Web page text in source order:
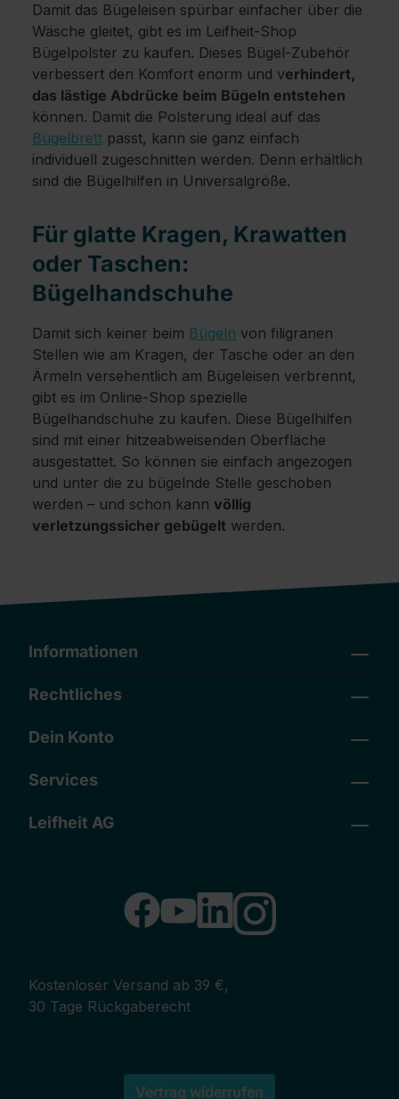
Damit das Bügeleisen spürbar einfacher über die
Wäsche gleitet, gibt es im Leifheit-Shop
Bügelpolster zu kaufen. Dieses Bügel-Zubehör
verbessert den Komfort enorm und verhindert,
das lästige Abdrücke beim Bügeln entstehen
können. Damit die Polsterung ideal auf das
Bügelbrett passt, kann sie ganz einfach
individuell zugeschnitten werden. Denn erhältlich
sind die Bügelhilfen in Universalgröße.
Für glatte Kragen, Krawatten
oder Taschen:
Bügelhandschuhe
Damit sich keiner beim Bügeln von filigranen
Stellen wie am Kragen, der Tasche oder an den
Ärmeln versehentlich am Bügeleisen verbrennt,
gibt es im Online-Shop spezielle
Bügelhandschuhe zu kaufen. Diese Bügelhilfen
sind mit einer hitzeabweisenden Oberfläche
ausgestattet. So können sie einfach angezogen
und unter die zu bügelnde Stelle geschoben
werden – und schon kann völlig
verletzungssicher gebügelt werden.
Informationen
Rechtliches
Dein Konto
Services
Leifheit AG
Kostenloser Versand ab 39 €,
30 Tage Rückgaberecht
Vertrag widerrufen